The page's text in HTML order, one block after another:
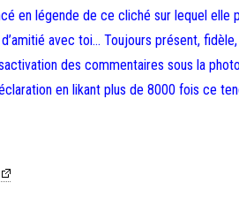
en légende de ce cliché sur lequel elle
avec toi… Toujours présent,
des commentaires sous la
en likant plus de 8000 fois ce